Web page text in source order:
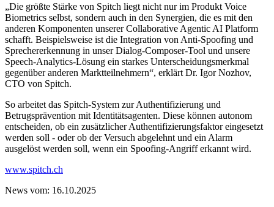
„Die größte Stärke von Spitch liegt nicht nur im Produkt Voice
Biometrics selbst, sondern auch in den Synergien, die es mit den
anderen Komponenten unserer Collaborative Agentic AI Platform
schafft. Beispielsweise ist die Integration von Anti-Spoofing und
Sprechererkennung in unser Dialog-Composer-Tool und unsere
Speech-Analytics-Lösung ein starkes Unterscheidungsmerkmal
gegenüber anderen Marktteilnehmern“, erklärt Dr. Igor Nozhov,
CTO von Spitch.
So arbeitet das Spitch-System zur Authentifizierung und
Betrugsprävention mit Identitätsagenten. Diese können autonom
entscheiden, ob ein zusätzlicher Authentifizierungsfaktor eingesetzt
werden soll - oder ob der Versuch abgelehnt und ein Alarm
ausgelöst werden soll, wenn ein Spoofing-Angriff erkannt wird.
www.spitch.ch
News vom: 16.10.2025